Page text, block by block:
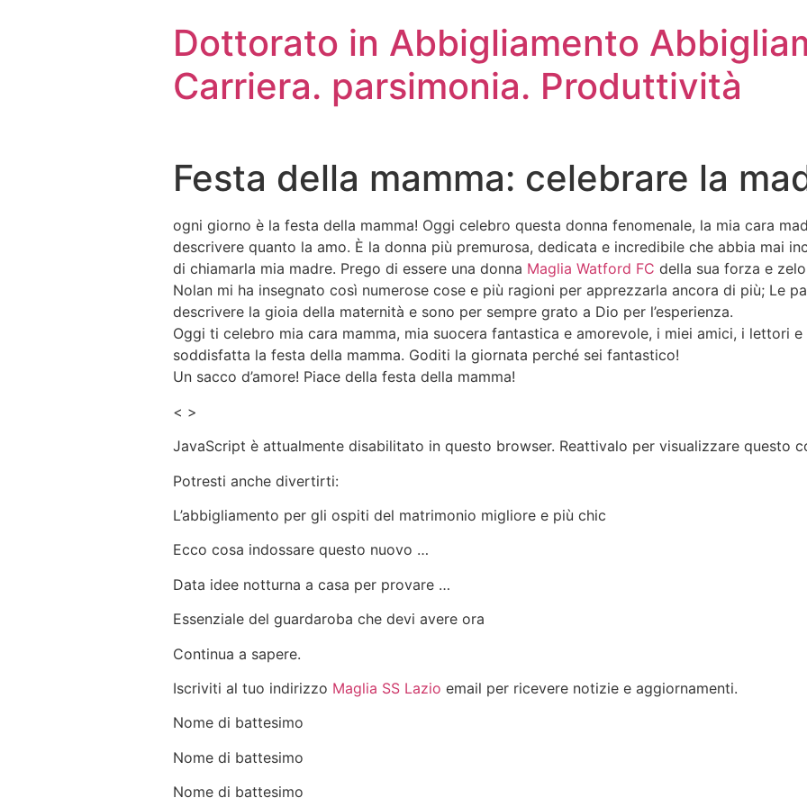
Dottorato in Abbigliamento
Carriera. parsimonia. Produttività
Festa della mamma: celebrare la
ogni giorno è la festa della mamma! Oggi celebro questa donna fenomenale, la mia cara
descrivere quanto la amo. È la donna più premurosa, dedicata e incredibile che abbia mai
di chiamarla mia madre. Prego di essere una donna Maglia Watford FC della sua forza e
Nolan mi ha insegnato così numerose cose e più ragioni per apprezzarla ancora di più; Le
descrivere la gioia della maternità e sono per sempre grato a Dio per l’esperienza.
Oggi ti celebro mia cara mamma, mia suocera fantastica e amorevole, i miei amici, i lettori
soddisfatta la festa della mamma. Goditi la giornata perché sei fantastico!
Un sacco d’amore! Piace della festa della mamma!
< >
JavaScript è attualmente disabilitato in questo browser. Reattivalo per visualizzare questo
Potresti anche divertirti:
L’abbigliamento per gli ospiti del matrimonio migliore e più chic
Ecco cosa indossare questo nuovo …
Data idee notturna a casa per provare …
Essenziale del guardaroba che devi avere ora
Continua a sapere.
Iscriviti al tuo indirizzo Maglia SS Lazio email per ricevere notizie e aggiornamenti.
Nome di battesimo
Nome di battesimo
Nome di battesimo